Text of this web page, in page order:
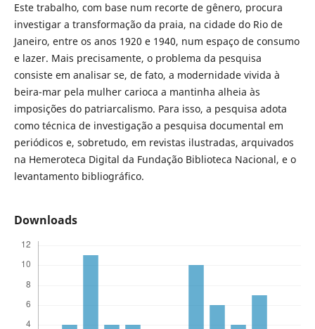
Este trabalho, com base num recorte de gênero, procura
investigar a transformação da praia, na cidade do Rio de
Janeiro, entre os anos 1920 e 1940, num espaço de consumo
e lazer. Mais precisamente, o problema da pesquisa
consiste em analisar se, de fato, a modernidade vivida à
beira-mar pela mulher carioca a mantinha alheia às
imposições do patriarcalismo. Para isso, a pesquisa adota
como técnica de investigação a pesquisa documental em
periódicos e, sobretudo, em revistas ilustradas, arquivados
na Hemeroteca Digital da Fundação Biblioteca Nacional, e o
levantamento bibliográfico.
Downloads